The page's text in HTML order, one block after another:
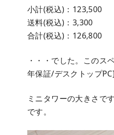
小計(税込)：123,500
送料(税込)：3,300
合計(税込)：126,800
・・・でした。このス
年保証/デスクトップ
ミニタワーの大きさ
です。